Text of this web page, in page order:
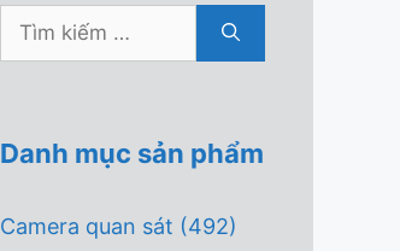
Tìm
Danh mục sản phẩm
Camera quan sát (492)